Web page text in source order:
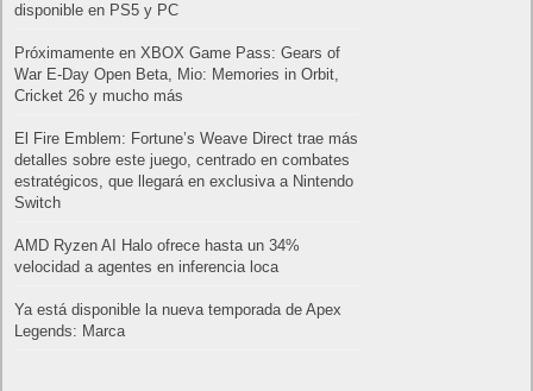
disponible en PS5 y PC
Próximamente en XBOX Game Pass: Gears of
War E-Day Open Beta, Mio: Memories in Orbit,
Cricket 26 y mucho más
El Fire Emblem: Fortune’s Weave Direct trae más
detalles sobre este juego, centrado en combates
estratégicos, que llegará en exclusiva a Nintendo
Switch
AMD Ryzen AI Halo ofrece hasta un 34%
velocidad a agentes en inferencia loca
Ya está disponible la nueva temporada de Apex
Legends: Marca